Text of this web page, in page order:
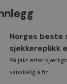
Norges beste
sjekkereplikk
På jakt etter
vanskelig å fin...